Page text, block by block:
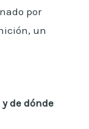
por
un
de dónde